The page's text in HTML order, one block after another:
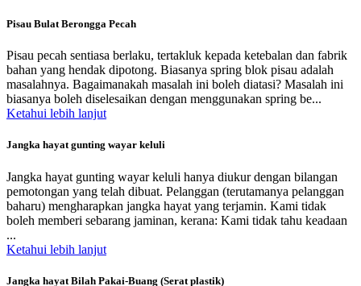
Pisau Bulat Berongga Pecah
Pisau pecah sentiasa berlaku, tertakluk kepada ketebalan dan fabrik
bahan yang hendak dipotong. Biasanya spring blok pisau adalah
masalahnya. Bagaimanakah masalah ini boleh diatasi? Masalah ini
biasanya boleh diselesaikan dengan menggunakan spring be...
Ketahui lebih lanjut
Jangka hayat gunting wayar keluli
Jangka hayat gunting wayar keluli hanya diukur dengan bilangan
pemotongan yang telah dibuat. Pelanggan (terutamanya pelanggan
baharu) mengharapkan jangka hayat yang terjamin. Kami tidak
boleh memberi sebarang jaminan, kerana: Kami tidak tahu keadaan
...
Ketahui lebih lanjut
Jangka hayat Bilah Pakai-Buang (Serat plastik)